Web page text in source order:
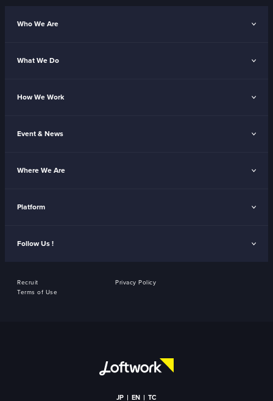
Who We Are
What We Do
How We Work
Event & News
Where We Are
Platform
Follow Us !
Recruit
Privacy Policy
Terms of Use
JP EN TC